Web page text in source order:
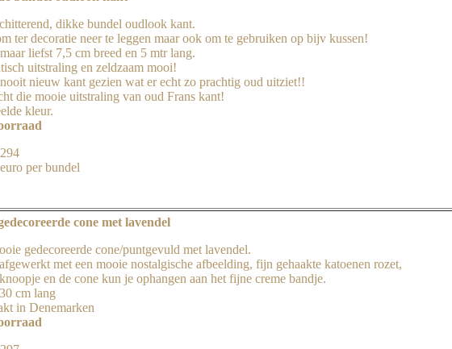
dikke bundel oudlook kant.
ter decoratie neer te leggen maar ook om te gebruiken op bijv kussen!
liefst 7,5 cm breed en 5 mtr lang.
uitstraling en zeldzaam mooi!
nieuw kant gezien wat er echt zo prachtig oud uitziet!!
die mooie uitstraling van oud Frans kant!
kleur.
per bundel
cone met lavendel
gedecoreerde cone/puntgevuld met lavendel.
met een mooie nostalgische afbeelding, fijn gehaakte katoenen rozet,
en de cone kun je ophangen aan het fijne creme bandje.
cm lang
in Denemarken